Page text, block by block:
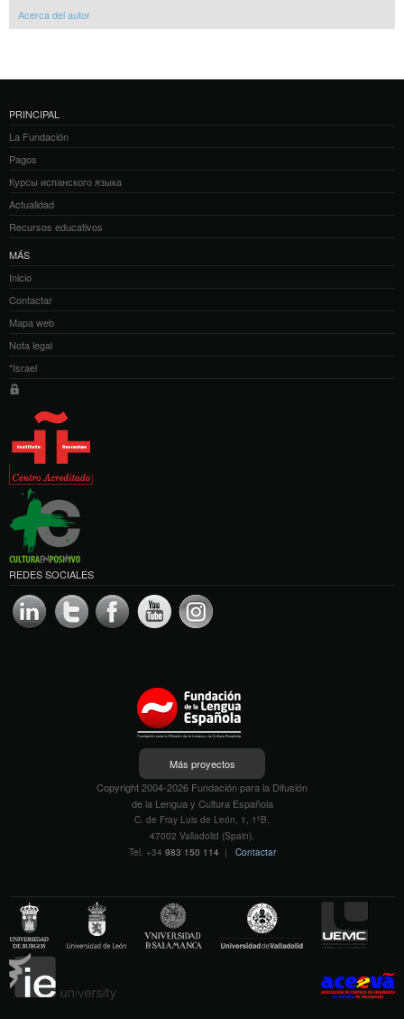
Acerca del autor
PRINCIPAL
La Fundación
Pagos
Курсы испанского языка
Actualidad
Recursos educativos
MÁS
Inicio
Contactar
Mapa web
Nota legal
*Israel
REDES SOCIALES
Más proyectos
Copyright 2004-2026 Fundación para la Difusión
de la Lengua y Cultura Española
C. de Fray Luis de León, 1, 1ºB,
47002 Valladolid (Spain).
Tel. +34 983 150 114 | Contactar